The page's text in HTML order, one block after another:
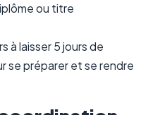
ou titre
à laisser 5 jours de
se préparer et se rendre